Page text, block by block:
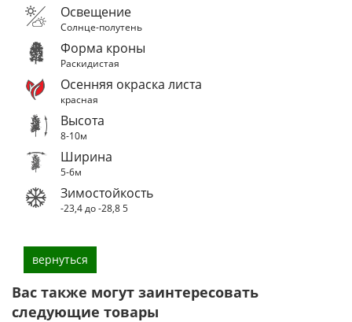
Освещение
Солнце-полутень
Форма кроны
Раскидистая
Осенняя окраска листа
красная
Высота
8-10м
Ширина
5-6м
Зимостойкость
-23,4 до -28,85
вернуться
Вас также могут заинтересовать
следующие товары